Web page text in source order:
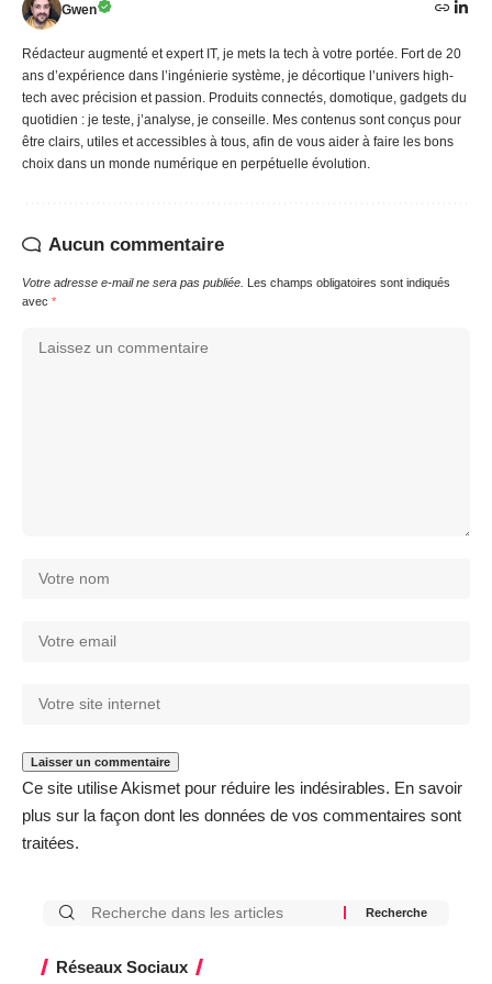
Gwen
Rédacteur augmenté et expert IT, je mets la tech à votre portée. Fort de 20
ans d’expérience dans l’ingénierie système, je décortique l’univers high-
tech avec précision et passion. Produits connectés, domotique, gadgets du
quotidien : je teste, j’analyse, je conseille. Mes contenus sont conçus pour
être clairs, utiles et accessibles à tous, afin de vous aider à faire les bons
choix dans un monde numérique en perpétuelle évolution.
Aucun commentaire
Votre adresse e-mail ne sera pas publiée. Les champs obligatoires sont indiqués
avec *
Ce site utilise Akismet pour réduire les indésirables. En savoir
plus sur la façon dont les données de vos commentaires sont
traitées.
Réseaux Sociaux